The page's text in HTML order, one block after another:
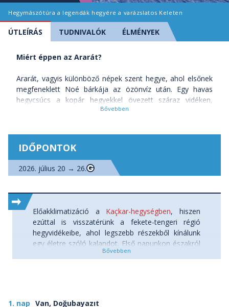
Hegymászótúra a legendák hegyére a varázslatos Keleten
ÚTLEÍRÁS TUDNIVALÓK ÉLMÉNYEK
Miért éppen az Ararát?
Ararát, vagyis különböző népek szent hegye, ahol elsőnek
megfeneklett Noé bárkája az özönvíz után. Egy havas
hegycsúcs a kopár hegyekkel övezett száraz vidéken,
melyet számtalan legenda övez. Egy 5000 métert
„Tüzes-hegynek” hívnak. A mítoszok hegye, a második
édenkert, ahonnan a Föld újra benépesült, és új szövetség
köttetett Istennel. Egy hegy a felhők fölött a török-örmény-
iráni határvidékek háromszögében, az ősi selyemút
mentén, mely sokáig megközelíthetetlen volt. Utunk
magas, hósapkás csúcsa lezárt terület, csak külön
engedéllyel járható. Három nap hegymászás után a felkelő
Nap vörös fényében fürdő, havas csúcsról csodálhatjuk
alattunk, a mélyben elterülő települések öntözött, zöld
oázis-foltjait, az Irán felé elnyúló kopár hegyeket, és
Jerevánt, az örmény fővárost. Most már tudjuk, miért
tartják úgy a kurdok: itt, a világ köldökén az istenek tüzéből
IDŐPONTOK
2026. július 20 → 26.
Előakklimatizáció a Kaçkar-hegységben, hiszen
ezúttal is visszatérünk a fekete-tengeri régió
hegyvidékeibe, ahol legszebb részekből kínálunk
egy életre szóló kalandot. Első napunkon északról
közelítjük a Kaçkar-hegységet, ahonnan egy 5
1. nap Van, Doğubayazıt